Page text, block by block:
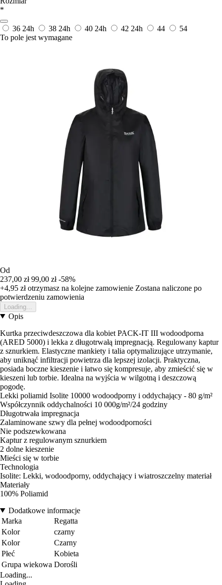
*
36 24h 38 24h 40 24h 42 24h 44
54
To pole jest wymagane
Od
237,00 zł 99,00 zł -58%
+4,95 złotrzymasz na kolejne zamowienie Zostana naliczone po
potwierdzeniu zamowienia
Loading...
Opis
Kurtka przeciwdeszczowa dla kobiet PACK-IT III wodoodporna
(ARED 5000) i lekka z długotrwałą impregnacją. Regulowany kaptur
z sznurkiem. Elastyczne mankiety i talia optymalizujące utrzymanie,
aby uniknąć infiltracji powietrza dla lepszej izolacji. Praktyczna,
posiada boczne kieszenie i łatwo się kompresuje, aby zmieścić się w
kieszeni lub torbie. Idealna na wyjścia w wilgotną i deszczową
pogodę.
Lekki poliamid Isolite 10000 wodoodporny i oddychający - 80 g/m²
Współczynnik oddychalności 10 000g/m²/24 godziny
Długotrwała impregnacja
Zalaminowane szwy dla pełnej wodoodporności
Nie podszewkowana
Kaptur z regulowanym sznurkiem
2 dolne kieszenie
Mieści się w torbie
Technologia
Isolite: Lekki, wodoodporny, oddychający i wiatroszczelny materiał
Materiały
100% Poliamid
Dodatkowe informacje
Marka
Regatta
Kolor
czarny
Kolor
Czarny
Płeć
Kobieta
Grupa wiekowa Dorośli
Loading...